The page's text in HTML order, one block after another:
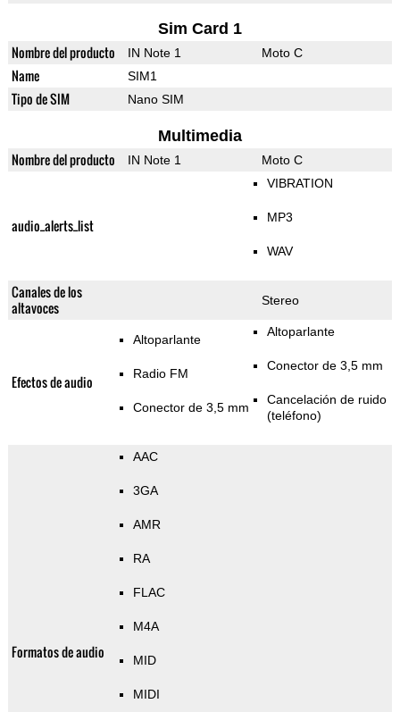
Sim Card 1
Nombre del producto IN Note 1 Moto C
Name SIM1
Tipo de SIM Nano SIM
Multimedia
Nombre del producto IN Note 1 Moto C
audio_alerts_list
VIBRATION
MP3
WAV
Canales de los
altavoces
Stereo
Efectos de audio
Altoparlante
Radio FM
Conector de 3,5 mm
Altoparlante
Conector de 3,5 mm
Cancelación de ruido
(teléfono)
Formatos de audio
AAC
3GA
AMR
RA
FLAC
M4A
MID
MIDI